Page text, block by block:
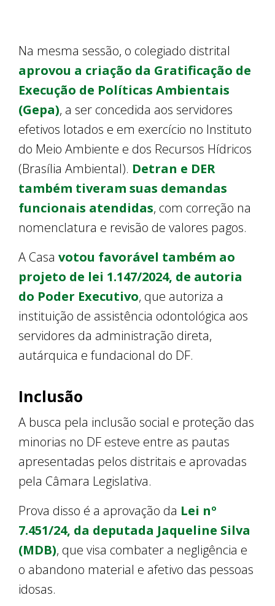
Na mesma sessão, o colegiado distrital
aprovou a criação da Gratificação de
Execução de Políticas Ambientais
(Gepa), a ser concedida aos servidores
efetivos lotados e em exercício no Instituto
do Meio Ambiente e dos Recursos Hídricos
(Brasília Ambiental). Detran e DER
também tiveram suas demandas
funcionais atendidas, com correção na
nomenclatura e revisão de valores pagos.
A Casa votou favorável também ao
projeto de lei 1.147/2024, de autoria
do Poder Executivo, que autoriza a
instituição de assistência odontológica aos
servidores da administração direta,
autárquica e fundacional do DF.
Inclusão
A busca pela inclusão social e proteção das
minorias no DF esteve entre as pautas
apresentadas pelos distritais e aprovadas
pela Câmara Legislativa.
Prova disso é a aprovação da Lei nº
7.451/24, da deputada Jaqueline Silva
(MDB), que visa combater a negligência e
o abandono material e afetivo das pessoas
idosas.